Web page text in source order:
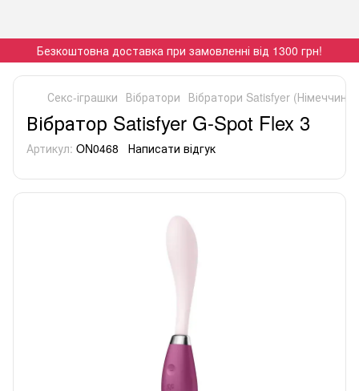
Безкоштовна доставка при замовленні від 1300 грн!
Секс-іграшки Вібратори Вібратори Satisfyer (Німеччина)
Вібратор Satisfyer G-Spot Flex 3
Артикул: ON0468 Написати відгук